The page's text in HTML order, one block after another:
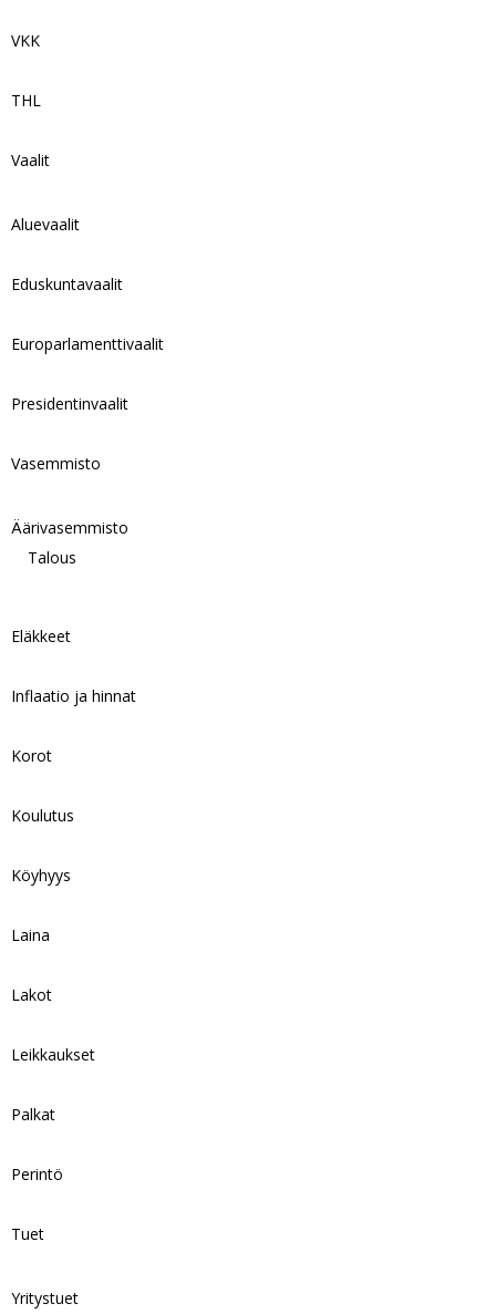
VKK
THL
Vaalit
Aluevaalit
Eduskuntavaalit
Europarlamenttivaalit
Presidentinvaalit
Vasemmisto
Äärivasemmisto
Talous
Eläkkeet
Inflaatio ja hinnat
Korot
Koulutus
Köyhyys
Laina
Lakot
Leikkaukset
Palkat
Perintö
Tuet
Yritystuet